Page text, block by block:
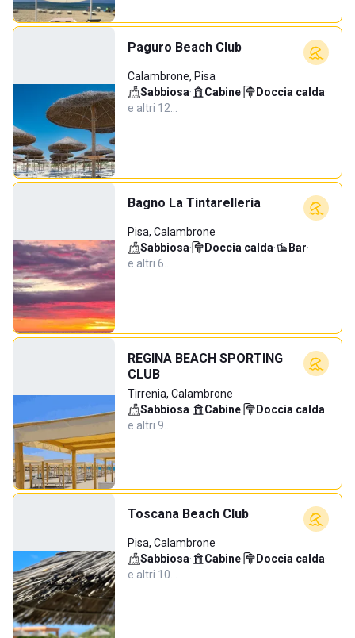
Paguro Beach Club
Calambrone, Pisa
Sabbiosa· Cabine· Doccia calda·
e altri 12…
Bagno La Tintarelleria
Pisa, Calambrone
Sabbiosa· Doccia calda· Bar·
e altri 6…
REGINA BEACH SPORTING
CLUB
Tirrenia, Calambrone
Sabbiosa· Cabine· Doccia calda·
e altri 9…
Toscana Beach Club
Pisa, Calambrone
Sabbiosa· Cabine· Doccia calda·
e altri 10…